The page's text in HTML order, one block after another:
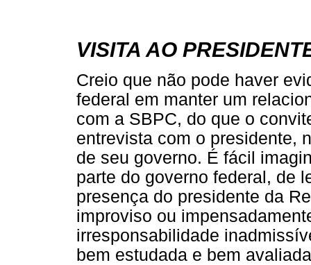
VISITA AO
Creio que não pode haver
federal em manter um
com a SBPC, do que o
entrevista com o presidente,
de seu governo. É fácil
parte do governo federal, de
presença do presidente da
improviso ou
irresponsabilidade
bem estudada e bem